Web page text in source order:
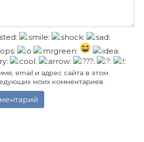
email и адрес сайта в этом
моих комментариев.